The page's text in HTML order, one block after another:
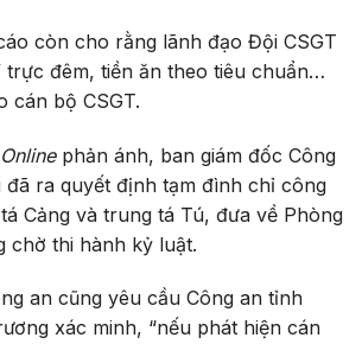
còn cho rằng lãnh đạo Đội CSGT
trực đêm, tiền ăn theo tiêu chuẩn…
cán bộ CSGT.
phản ánh, ban giám đốc Công
ra quyết định tạm đình chỉ công
Cảng và trung tá Tú, đưa về Phòng
chờ thi hành kỷ luật.
an cũng yêu cầu Công an tỉnh
xác minh, “nếu phát hiện cán